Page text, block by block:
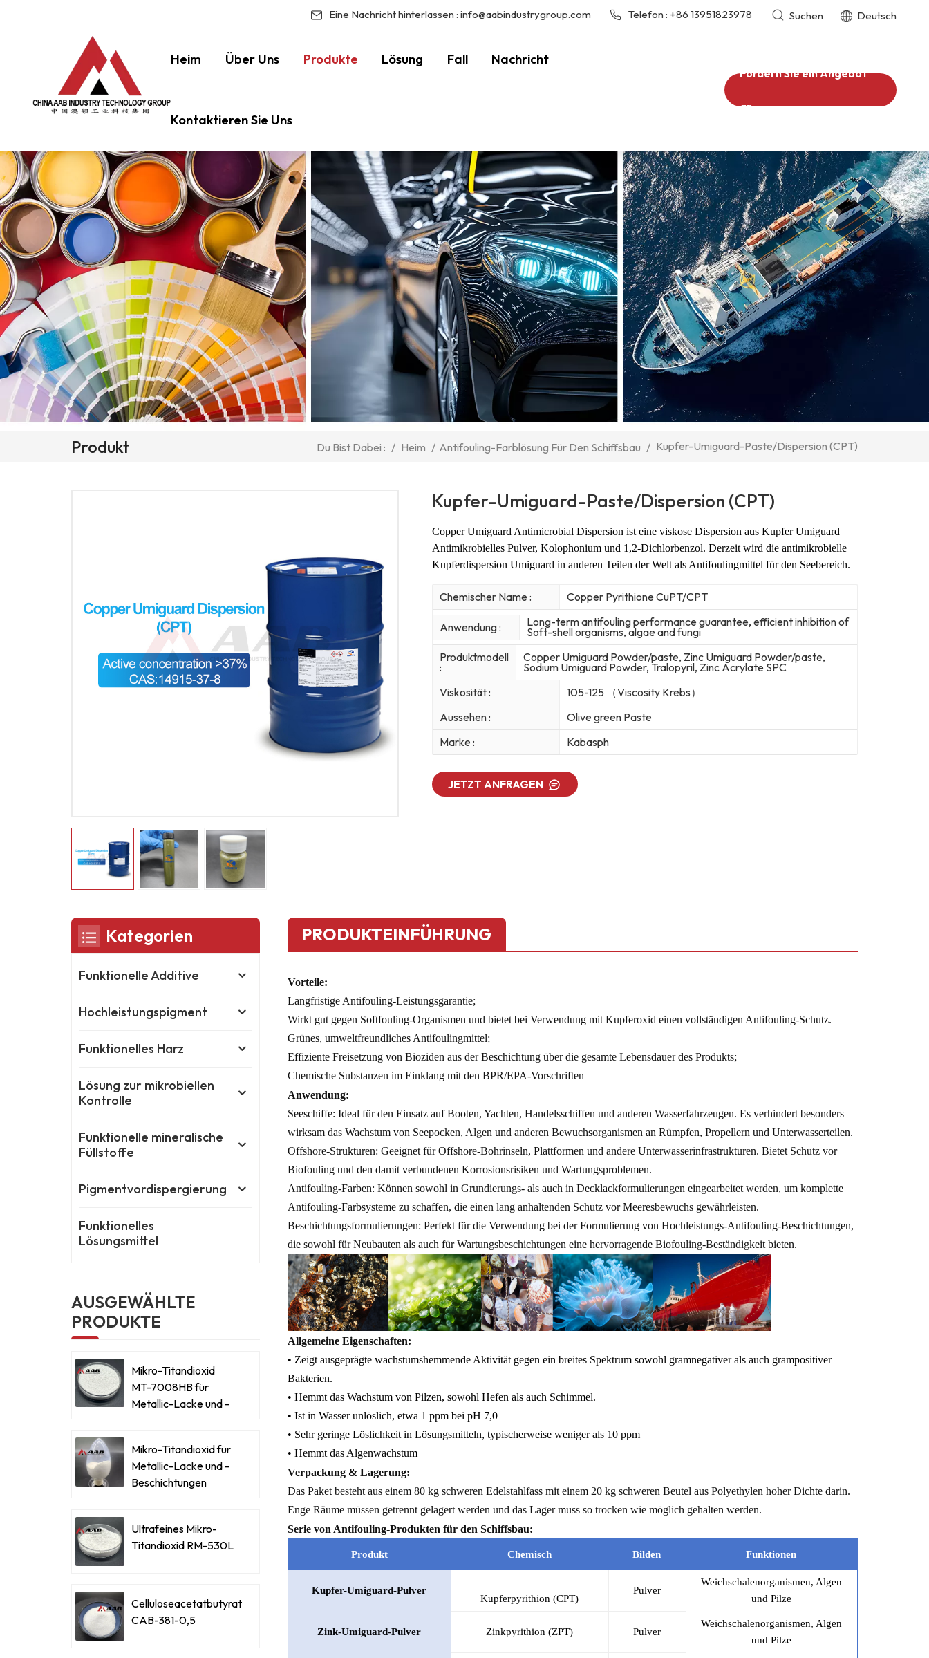
Eine Nachricht hinterlassen : info@aabindustrygroup.com Telefon : +86 13951823978 Suchen Deutsch
Heim Über Uns Produkte Lösung Fall Nachricht
Kontaktieren Sie Uns
Fordern Sie ein Angebot
an
Produkt Du Bist Dabei : / Heim / Antifouling-Farblösung Für Den Schiffsbau / Kupfer-Umiguard-Paste/Dispersion (CPT)
Kupfer-Umiguard-Paste/Dispersion (CPT)
Copper Umiguard Antimicrobial Dispersion ist eine viskose Dispersion aus KupferUmiguard
Antimikrobielles Pulver, Kolophonium und 1,2-Dichlorbenzol. Derzeit wird die antimikrobielle
Kupferdispersion Umiguard in anderen Teilen der Welt als Antifoulingmittel für den Seebereich.
Chemischer Name : Copper Pyrithione CuPT/CPT
Anwendung : Long-term antifouling performance guarantee, efficient inhibition of
Soft-shell organisms, algae and fungi
Produktmodell
:
Copper Umiguard Powder/paste, Zinc Umiguard Powder/paste,
Sodium Umiguard Powder, Tralopyril, Zinc Acrylate SPC
Viskosität :
105-125 （Viscosity Krebs）
Aussehen :
Olive green Paste
Marke :
Kabasph
JETZT ANFRAGEN
PRODUKTEINFÜHRUNG
Vorteile:
Langfristige Antifouling-Leistungsgarantie;
Wirkt gut gegen Softfouling-Organismen und bietet bei Verwendung mit Kupferoxid einen vollständigen Antifouling-Schutz.
Grünes, umweltfreundliches Antifoulingmittel;
Effiziente Freisetzung von Bioziden aus der Beschichtung über die gesamte Lebensdauer des Produkts;
Chemische Substanzen im Einklang mit den BPR/EPA-Vorschriften
Anwendung:
Seeschiffe: Ideal für den Einsatz auf Booten, Yachten, Handelsschiffen und anderen Wasserfahrzeugen. Es verhindert besonders
wirksam das Wachstum von Seepocken, Algen und anderen Bewuchsorganismen an Rümpfen, Propellern und Unterwasserteilen.
Offshore-Strukturen: Geeignet für Offshore-Bohrinseln, Plattformen und andere Unterwasserinfrastrukturen. Bietet Schutz vor
Biofouling und den damit verbundenen Korrosionsrisiken und Wartungsproblemen.
Antifouling-Farben: Können sowohl in Grundierungs- als auch in Decklackformulierungen eingearbeitet werden, um komplette
Antifouling-Farbsysteme zu schaffen, die einen lang anhaltenden Schutz vor Meeresbewuchs gewährleisten.
Beschichtungsformulierungen: Perfekt für die Verwendung bei der Formulierung von Hochleistungs-Antifouling-Beschichtungen,
die sowohl für Neubauten als auch für Wartungsbeschichtungen eine hervorragende Biofouling-Beständigkeit bieten.
Allgemeine Eigenschaften:
• Zeigt ausgeprägte wachstumshemmende Aktivität gegen ein breites Spektrum sowohl gramnegativer als auch grampositiver
Bakterien.
• Hemmt das Wachstum von Pilzen, sowohl Hefen als auch Schimmel.
• Ist in Wasser unlöslich, etwa 1 ppm bei pH 7,0
• Sehr geringe Löslichkeit in Lösungsmitteln, typischerweise weniger als 10 ppm
• Hemmt das Algenwachstum
Verpackung & Lagerung:
Das Paket besteht aus einem 80 kg schweren Edelstahlfass mit einem 20 kg schweren Beutel aus Polyethylen hoher Dichte darin.
Enge Räume müssen getrennt gelagert werden und das Lager muss so trocken wie möglich gehalten werden.
Serie von Antifouling-Produkten für den Schiffsbau:
Produkt Chemisch Bilden Funktionen
Kupfer-Umiguard-Pulver
Kupferpyrithion (CPT)
Pulver
Weichschalenorganismen, Algen
und Pilze
Zink-Umiguard-Pulver Zinkpyrithion (ZPT) Pulver
Weichschalenorganismen, Algen
und Pilze
Kategorien
Funktionelle Additive
Hochleistungspigment
Funktionelles Harz
Lösung zur mikrobiellen
Kontrolle
Funktionelle mineralische
Füllstoffe
Pigmentvordispergierung
Funktionelles
Lösungsmittel
AUSGEWÄHLTE
PRODUKTE
Mikro-Titandioxid
MT-7008HB für
Metallic-Lacke und -
Mikro-Titandioxid für
Metallic-Lacke und -
Beschichtungen
Ultrafeines Mikro-
Titandioxid RM-530L
Celluloseacetatbutyrat
CAB-381-0,5